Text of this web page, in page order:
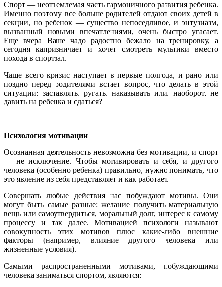
Спорт — неотъемлемая часть гармоничного развития ребенка.
Именно поэтому все больше родителей отдают своих детей в
секции, но ребенок — существо непоседливое, и энтузиазм,
вызванный новыми впечатлениями, очень быстро угасает.
Еще вчера Ваше чадо радостно бежало на тренировку, а
сегодня капризничает и хочет смотреть мультики вместо
похода в спортзал.
Чаще всего кризис наступает в первые полгода, и рано или
поздно перед родителями встает вопрос, что делать в этой
ситуации: заставлять, ругать, наказывать или, наоборот, не
давить на ребенка и сдаться?
Психология мотивации
Осознанная деятельность невозможна без мотивации, и спорт
— не исключение. Чтобы мотивировать и себя, и другого
человека (особенно ребенка) правильно, нужно понимать, что
это явление из себя представляет и как работает.
Совершать любые действия нас побуждают мотивы. Они
могут быть самые разные: желание получить материальную
вещь или самоутвердиться, моральный долг, интерес к самому
процессу и так далее. Мотивацией психологи называют
совокупность этих мотивов плюс какие-либо внешние
факторы (например, влияние другого человека или
жизненные условия).
Самыми распространенными мотивами, побуждающими
человека заниматься спортом, являются: